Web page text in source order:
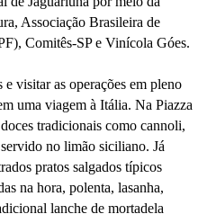
Associação Brasileira de
Comitês-SP e Vinícola Góes.
e visitar as operações em pleno
uma viagem à Itália. Na Piazza
doces tradicionais como cannoli,
no limão siciliano. Já
pratos salgados típicos
na hora, polenta, lasanha,
lanche de mortadela